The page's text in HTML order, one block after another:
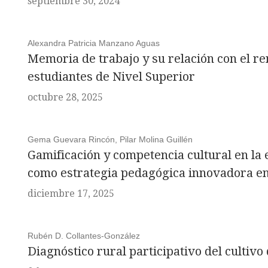
Alexandra Patricia Manzano Aguas
Memoria de trabajo y su relación con el
estudiantes de Nivel Superior
octubre 28, 2025
Gema Guevara Rincón, Pilar Molina Guillén
Gamificación y competencia cultural en la
como estrategia pedagógica innovadora
diciembre 17, 2025
Rubén D. Collantes-González
Diagnóstico rural participativo del cultivo